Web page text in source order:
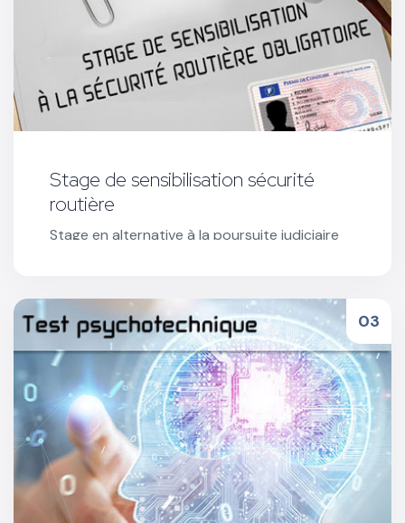
Stage de sensibilisation sécurité
routière
Stage en alternative à la poursuite judiciaire
Réserver votre stage